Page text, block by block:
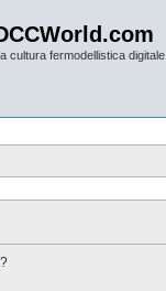
cultura fermodellistica digitale.